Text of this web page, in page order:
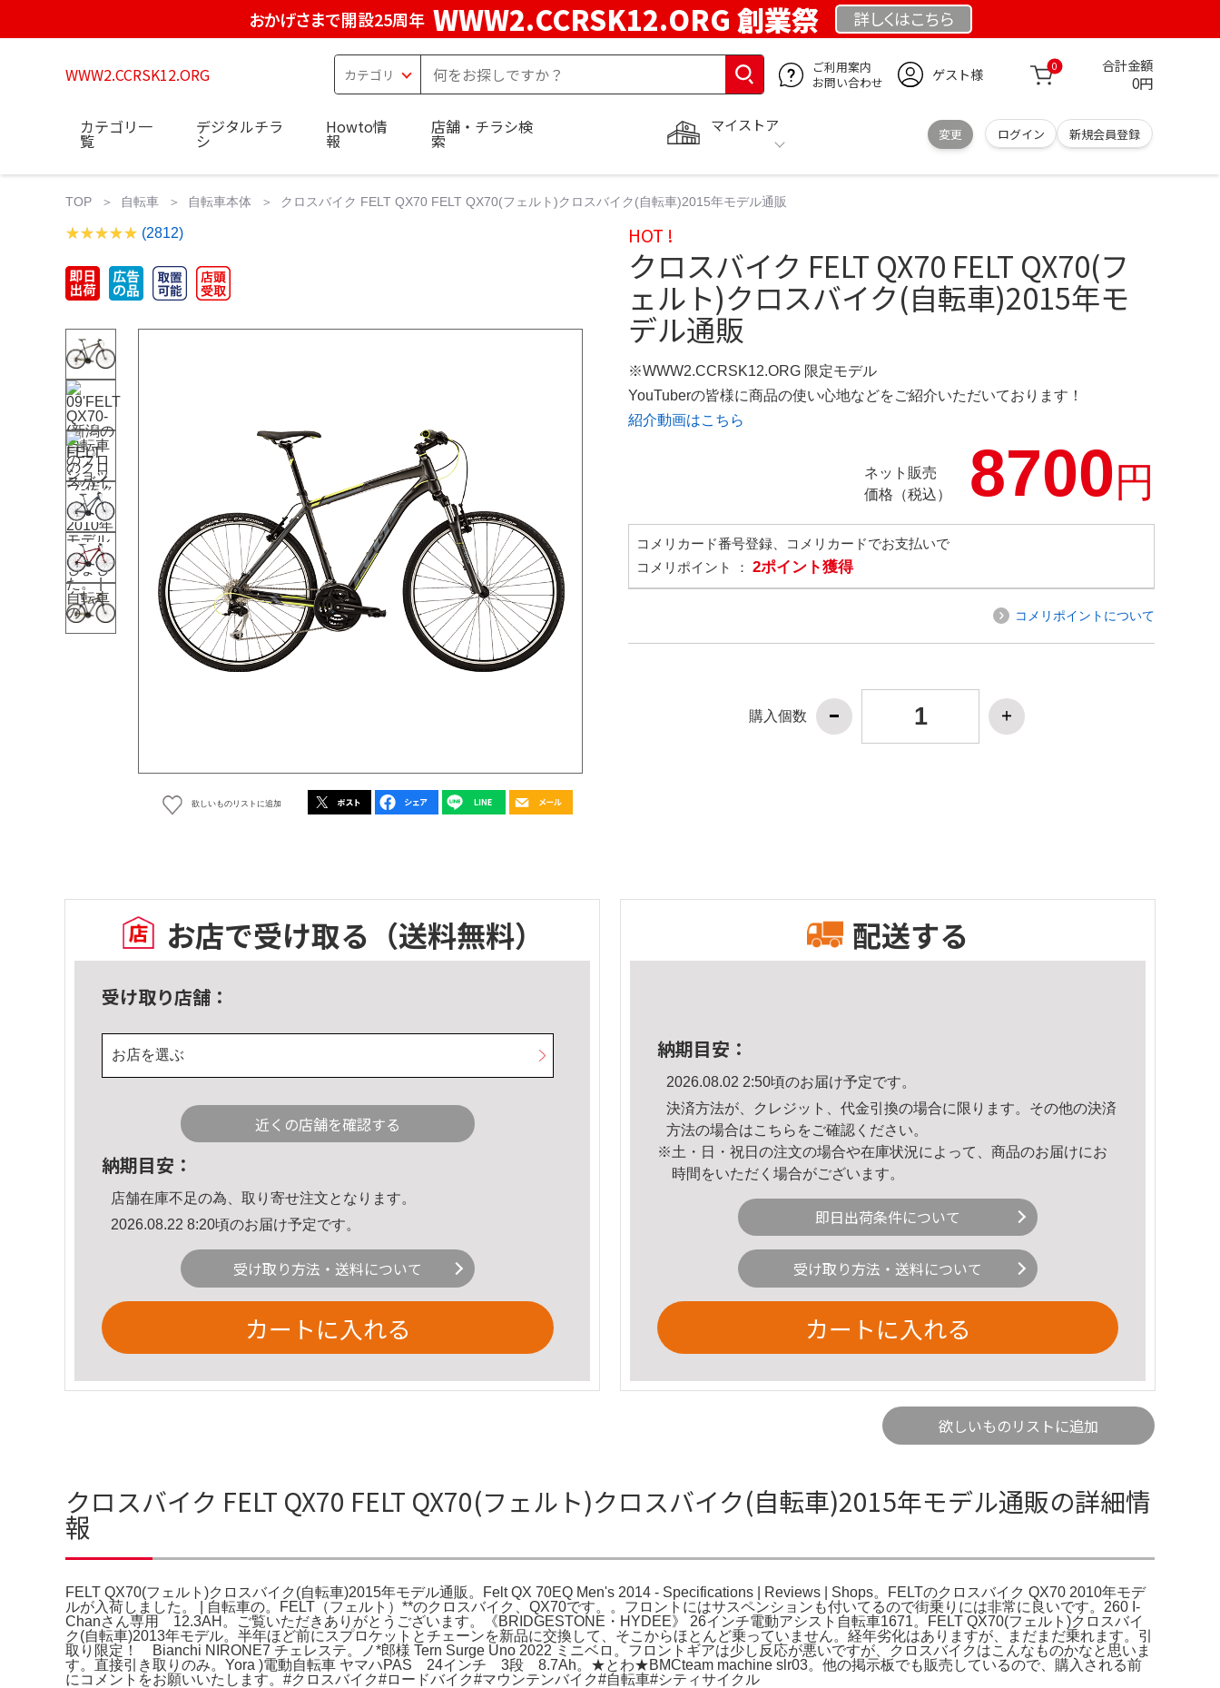
おかげさまで開設25周年 WWW2.CCRSK12.ORG 創業祭 詳しくはこちら
WWW2.CCRSK12.ORG
ご利用案内
お問い合わせ
ゲスト様 0 合計金額
0円
マイストア
変更 ログイン 新規会員登録
カテゴリ一
覧
デジタルチラ
シ
Howto情
報
店舗・チラシ検
索
TOP 自転車 自転車本体 クロスバイク FELT QX70 FELT QX70(フェルト)クロスバイク(自転車)2015年モデル通販
(2812)
欲しいものリストに追加
HOT !
クロスバイク FELT QX70 FELT QX70(フ
ェルト)クロスバイク(自転車)2015年モ
デル通販
※WWW2.CCRSK12.ORG 限定モデル
YouTuberの皆様に商品の使い心地などをご紹介いただいております！
紹介動画はこちら
ネット販売
価格（税込）
8700円
コメリカード番号登録、コメリカードでお支払いで
コメリポイント ： 2ポイント獲得
コメリポイントについて
購入個数
お店で受け取る （送料無料）
受け取り店舗：
お店を選ぶ
近くの店舗を確認する
納期目安：
店舗在庫不足の為、取り寄せ注文となります。
2026.08.22 8:20頃のお届け予定です。
受け取り方法・送料について
カートに入れる
配送する
納期目安：
2026.08.02 2:50頃のお届け予定です。
決済方法が、クレジット、代金引換の場合に限ります。その他の決済
方法の場合はこちら をご確認ください。
※土・日・祝日の注文の場合や在庫状況によって、商品のお届けにお
時間をいただく場合がございます。
即日出荷条件について
受け取り方法・送料について
カートに入れる
欲しいものリストに追加
クロスバイク FELT QX70 FELT QX70(フェルト)クロスバイク(自転車)2015年モデル通販の詳細情
報
FELT QX70(フェルト)クロスバイク(自転車)2015年モデル通販。Felt QX 70EQ Men's 2014 - Specifications | Reviews | Shops。FELTのクロスバイク QX70 2010年モデ
ルが入荷しました。 | 自転車の。FELT（フェルト）**のクロスバイク、QX70です。。フロントにはサスペンションも付いてるので街乗りには非常に良いです。260 I-
Chanさん専用 12.3AH。ご覧いただきありがとうございます。《BRIDGESTONE・HYDEE》 26インチ電動アシスト自転車1671。FELT QX70(フェルト)クロスバイ
ク(自転車)2013年モデル。半年ほど前にスプロケットとチェーンを新品に交換して、そこからほとんど乗っていません。経年劣化はありますが、まだまだ乗れます。引
取り限定！ Bianchi NIRONE7 チェレステ。ノ*郎様 Tern Surge Uno 2022 ミニベロ。フロントギアは少し反応が悪いですが、クロスバイクはこんなものかなと思いま
す。直接引き取りのみ。Yora )電動自転車 ヤマハPAS 24インチ 3段 8.7Ah。★とわ★BMCteam machine slr03。他の掲示板でも販売しているので、購入される前
にコメントをお願いいたします。#クロスバイク#ロードバイク#マウンテンバイク#自転車#シティサイクル